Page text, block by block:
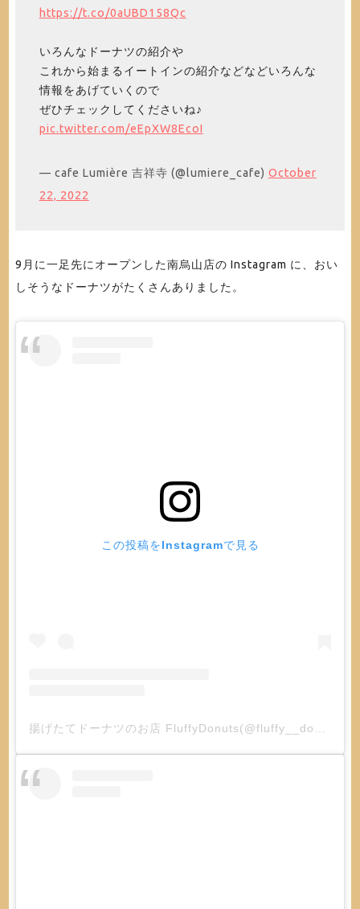
https://t.co/0aUBD158Qc
いろんなドーナツの紹介や
これから始まるイートインの紹介などなどいろんな
情報をあげていくので
ぜひチェックしてくださいね♪
pic.twitter.com/eEpXW8EcoI
— cafe Lumière 吉祥寺 (@lumiere_cafe) October
22, 2022
9月に一足先にオープンした南烏山店の Instagram に、おい
しそうなドーナツがたくさんありました。
この投稿をInstagramで見る
揚げたてドーナツのお店 FluffyDonuts(@fluffy__donuts)がシェアした投稿